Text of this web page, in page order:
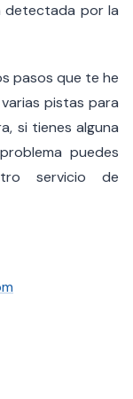
detectada por la
pasos que te he
pistas para
si tienes alguna
puedes
servicio de